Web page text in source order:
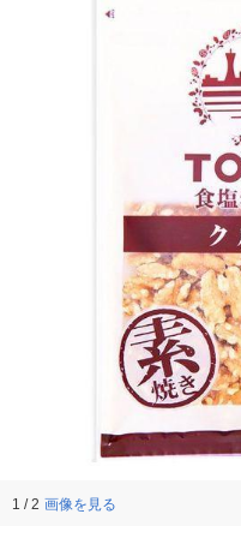
1 / 2 画像を見る